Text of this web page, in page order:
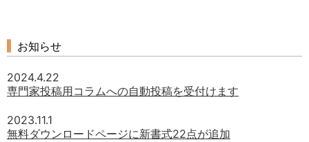
お知らせ
2024.4.22
専門家投稿用コラムへの自動投稿を受付けます
2023.11.1
無料ダウンロードページに新書式22点が追加